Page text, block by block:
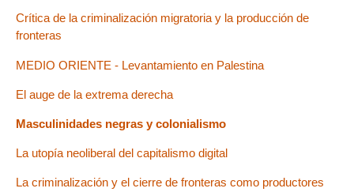
Crítica de la criminalización migratoria y la producción de
fronteras
MEDIO ORIENTE - Levantamiento en Palestina
El auge de la extrema derecha
Masculinidades negras y colonialismo
La utopía neoliberal del capitalismo digital
La criminalización y el cierre de fronteras como productores